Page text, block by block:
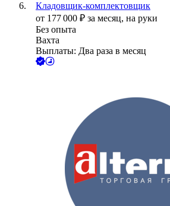
Кладовщик-комплектовщик
от 177 000 ₽ за месяц, на руки
Без опыта
Вахта
Выплаты: Два раза в месяц